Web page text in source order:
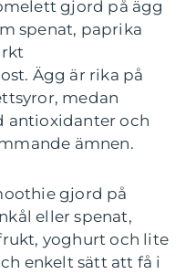
gjord på ägg
spenat, paprika
Ägg är rika på
medan
antioxidanter och
ämnen.
gjord på
eller spenat,
yoghurt och lite
enkelt sätt att få i